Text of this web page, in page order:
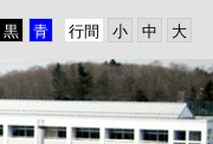
行間